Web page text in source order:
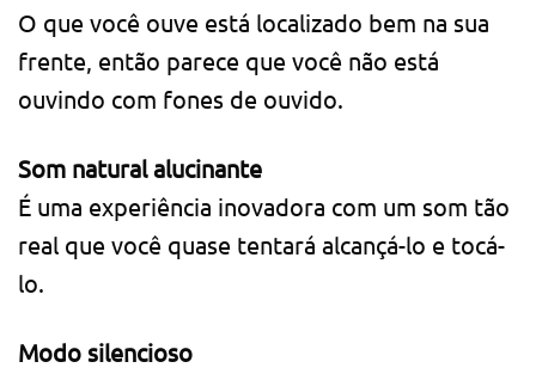
O que você ouve está localizado bem na sua
frente, então parece que você não está
ouvindo com fones de ouvido.
Som natural alucinante
É uma experiência inovadora com um som tão
real que você quase tentará alcançá-lo e tocá-
lo.
Modo silencioso